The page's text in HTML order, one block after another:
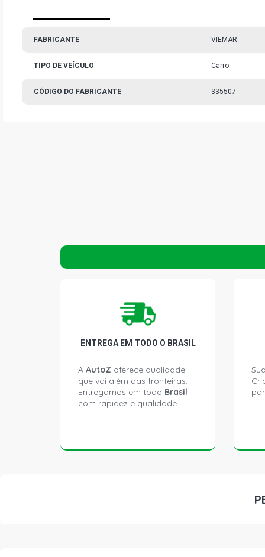
FABRICANTE VIEMAR
TIPO DE VEÍCULO Carro
CÓDIGO DO FABRICANTE 335507
ENTREGA EM TODO O BRASIL
A AutoZ oferece qualidade
que vai além das fronteiras.
Entregamos em todo Brasil
com rapidez e qualidade.